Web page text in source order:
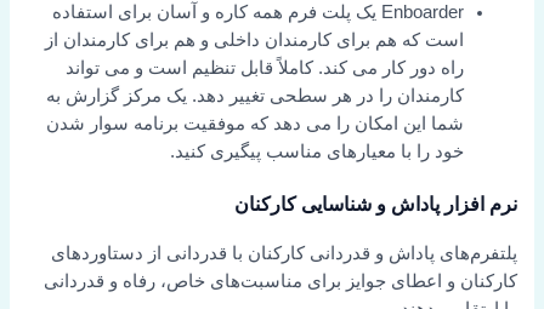
Enboarder یک پلت فرم همه کاره و آسان برای استفاده
است که هم برای کارمندان داخلی و هم برای کارمندان از
راه دور کار می کند. کاملاً قابل تنظیم است و می تواند
کارمندان را در هر سطحی تغییر دهد. یک مرکز گزارش به
شما این امکان را می دهد که موفقیت برنامه سوار شدن
خود را با معیارهای مناسب پیگیری کنید.
نرم افزار پاداش و شناسایی کارکنان
پلتفرم‌های پاداش و قدردانی کارکنان با قدردانی از دستاوردهای
کارکنان و اعطای جوایز برای مناسبت‌های خاص، رفاه و قدردانی